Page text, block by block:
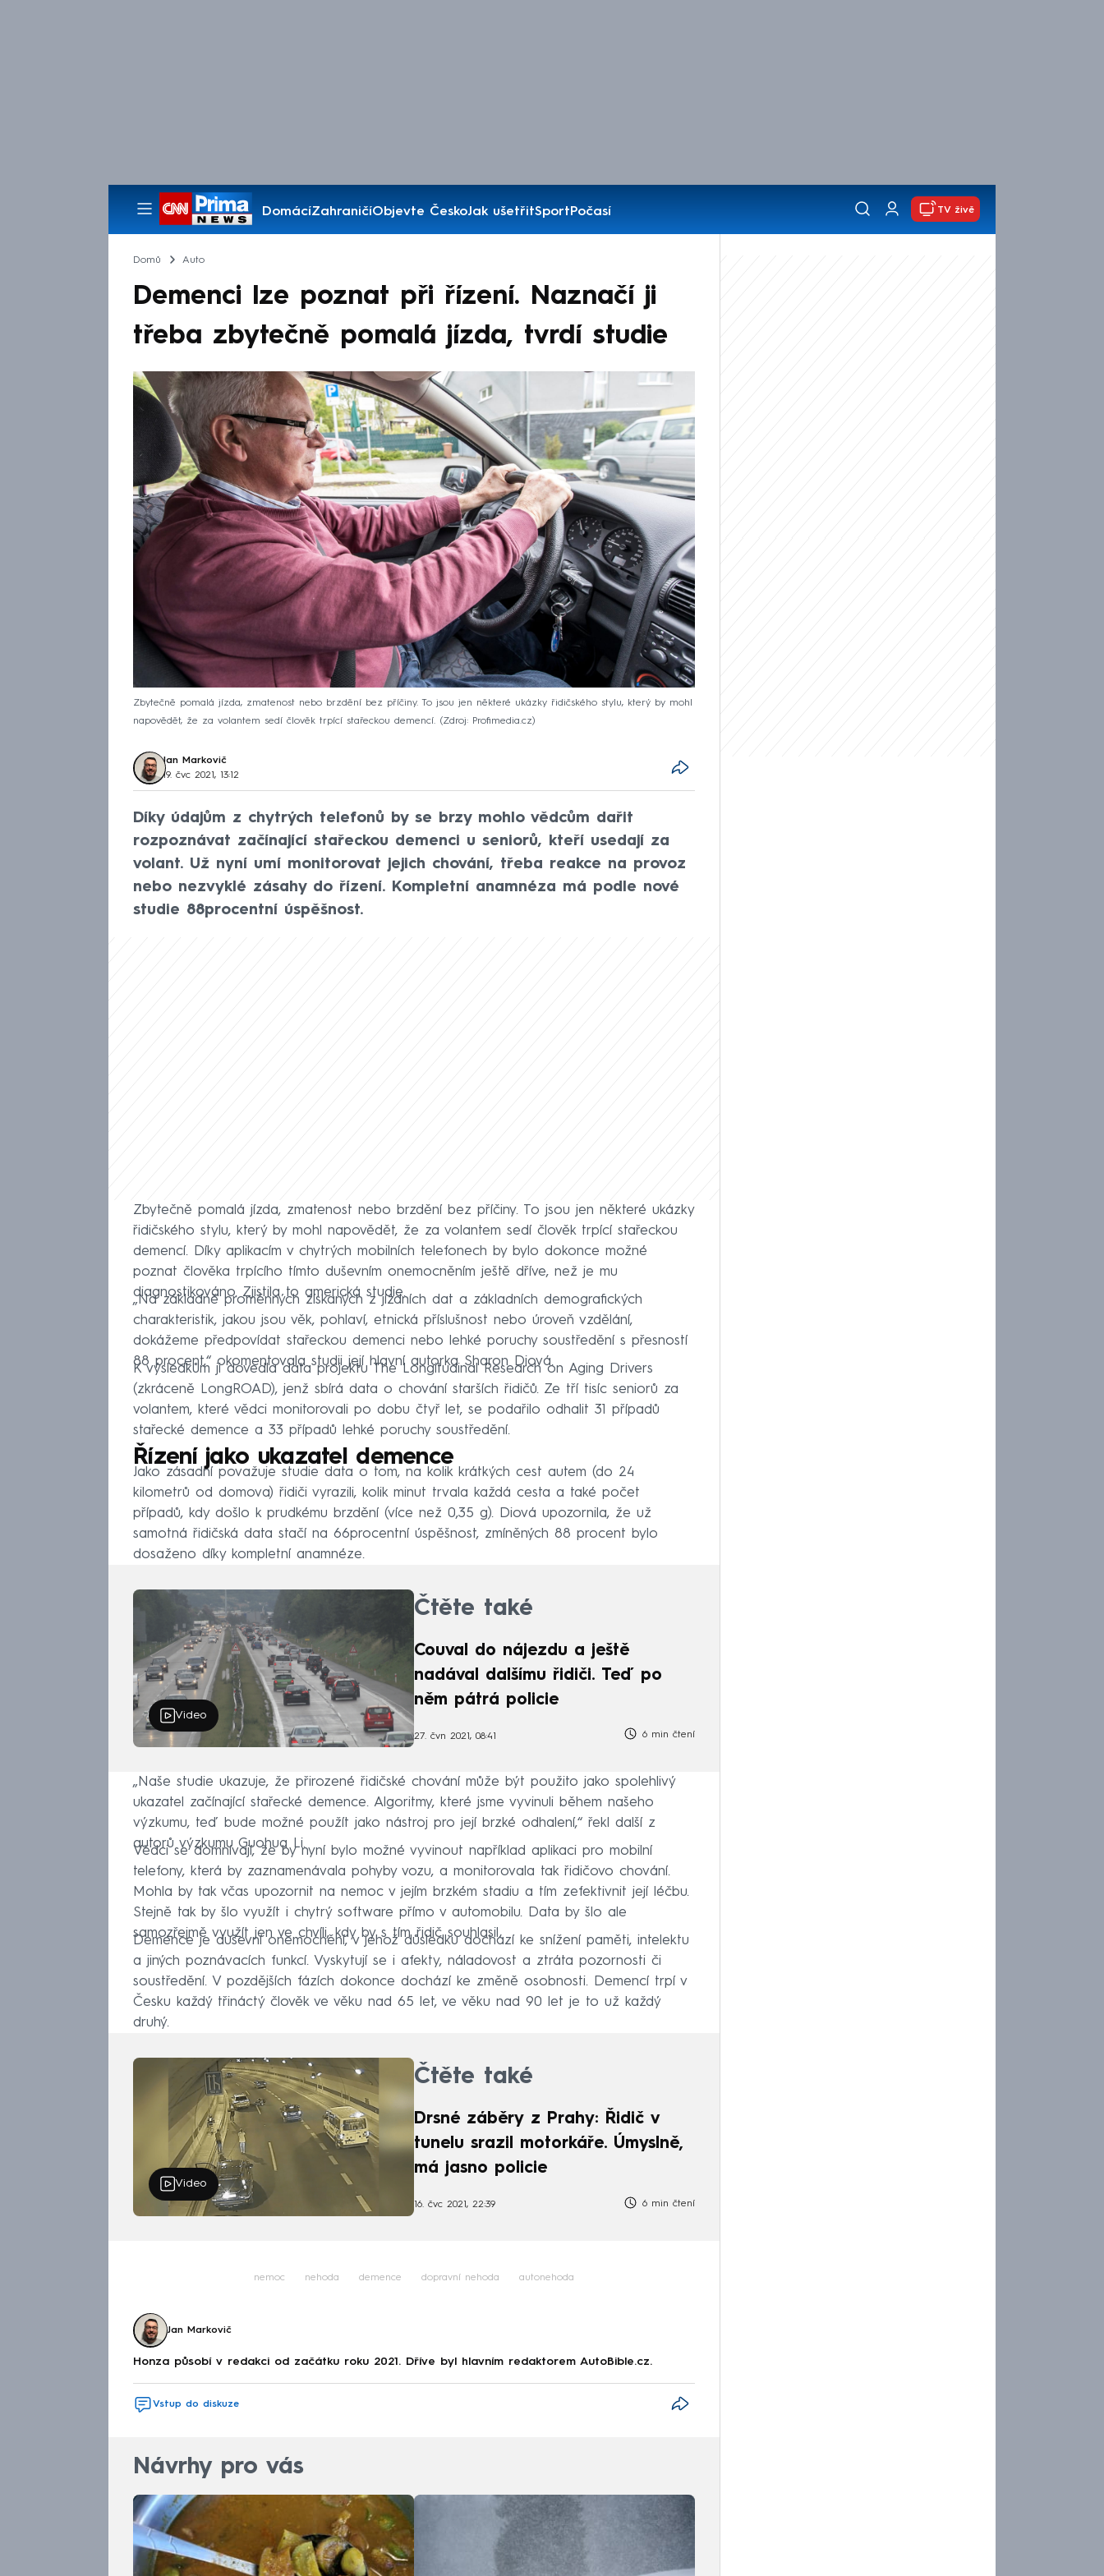
DomácíZahraničíObjevte ČeskoJak ušetřitSportPočasí
Pořady
TV živě
Domů Auto
Demenci lze poznat při řízení. Naznačí ji
třeba zbytečně pomalá jízda, tvrdí studie
Zbytečně pomalá jízda, zmatenost nebo brzdění bez příčiny. To jsou jen některé ukázky řidičského stylu, který by mohl
napovědět, že za volantem sedí člověk trpící stařeckou demencí.
Zdroj: Profimedia.cz
Jan Markovič
19. čvc 2021, 13:12
Díky údajům z chytrých telefonů by se brzy mohlo vědcům dařit
rozpoznávat začínající stařeckou demenci u seniorů, kteří usedají za
volant. Už nyní umí monitorovat jejich chování, třeba reakce na provoz
nebo nezvyklé zásahy do řízení. Kompletní anamnéza má podle nové
studie 88procentní úspěšnost.
Zbytečně pomalá jízda, zmatenost nebo brzdění bez příčiny. To jsou jen některé ukázky
řidičského stylu, který by mohl napovědět, že za volantem sedí člověk trpící stařeckou
demencí. Díky aplikacím v chytrých mobilních telefonech by bylo dokonce možné
poznat člověka trpícího tímto duševním onemocněním ještě dříve, než je mu
diagnostikováno. Zjistila to americká studie.
„Na základně proměnných získaných z jízdních dat a základních demografických
charakteristik, jakou jsou věk, pohlaví, etnická příslušnost nebo úroveň vzdělání,
dokážeme předpovídat stařeckou demenci nebo lehké poruchy soustředění s přesností
88 procent,“ okomentovala studii její hlavní autorka Sharon Diová.
K výsledkům ji dovedla data projektu The Longitudinal Research on Aging Drivers
(zkráceně LongROAD), jenž sbírá data o chování starších řidičů. Ze tří tisíc seniorů za
volantem, které vědci monitorovali po dobu čtyř let, se podařilo odhalit 31 případů
stařecké demence a 33 případů lehké poruchy soustředění.
Řízení jako ukazatel demence
Jako zásadní považuje studie data o tom, na kolik krátkých cest autem (do 24
kilometrů od domova) řidiči vyrazili, kolik minut trvala každá cesta a také počet
případů, kdy došlo k prudkému brzdění (více než 0,35 g). Diová upozornila, že už
samotná řidičská data stačí na 66procentní úspěšnost, zmíněných 88 procent bylo
dosaženo díky kompletní anamnéze.
Video
Čtěte také
Couval do nájezdu a ještě
nadával dalšímu řidiči. Teď po
něm pátrá policie
27. čvn 2021, 08:41 6 min čtení
„Naše studie ukazuje, že přirozené řidičské chování může být použito jako spolehlivý
ukazatel začínající stařecké demence. Algoritmy, které jsme vyvinuli během našeho
výzkumu, teď bude možné použít jako nástroj pro její brzké odhalení,“ řekl další z
autorů výzkumu Guohua Li.
Vědci se domnívají, že by nyní bylo možné vyvinout například aplikaci pro mobilní
telefony, která by zaznamenávala pohyby vozu, a monitorovala tak řidičovo chování.
Mohla by tak včas upozornit na nemoc v jejím brzkém stadiu a tím zefektivnit její léčbu.
Stejně tak by šlo využít i chytrý software přímo v automobilu. Data by šlo ale
samozřejmě využít jen ve chvíli, kdy by s tím řidič souhlasil.
Demence je duševní onemocnění, v jehož důsledku dochází ke snížení paměti, intelektu
a jiných poznávacích funkcí. Vyskytují se i afekty, náladovost a ztráta pozornosti či
soustředění. V pozdějších fázích dokonce dochází ke změně osobnosti. Demencí trpí v
Česku každý třináctý člověk ve věku nad 65 let, ve věku nad 90 let je to už každý
druhý.
Video
Čtěte také
Drsné záběry z Prahy: Řidič v
tunelu srazil motorkáře. Úmyslně,
má jasno policie
16. čvc 2021, 22:39 6 min čtení
nemoc nehoda demence dopravní nehoda autonehoda
Jan Markovič
Honza působí v redakci od začátku roku 2021. Dříve byl hlavním redaktorem AutoBible.cz.
Vstup do diskuze
Návrhy pro vás